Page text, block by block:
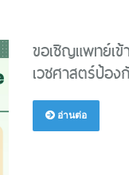
ขอเชิญแพทย์เ
เวชศาสตร์ป้อ
อ่านต่อ